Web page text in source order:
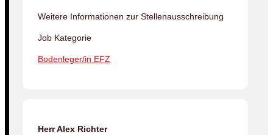
Weitere Informationen zur Stellenausschreibung
Job Kategorie
Bodenleger/in EFZ
Herr Alex Richter